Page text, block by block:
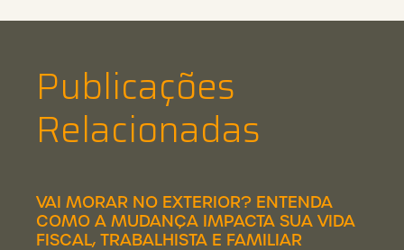
Publicações
Relacionadas
VAI MORAR NO EXTERIOR? ENTENDA
COMO A MUDANÇA IMPACTA SUA VIDA
FISCAL, TRABALHISTA E FAMILIAR